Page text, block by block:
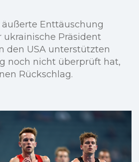
Enttäuschung
ukrainische Präsident
den USA unterstützten
noch nicht überprüft hat,
Rückschlag.